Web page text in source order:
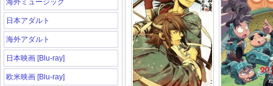
海外ミュージック
日本アダルト
海外アダルト
日本映画 [Blu-ray]
欧米映画 [Blu-ray]